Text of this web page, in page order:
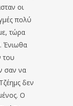
οι
πολύ
τώρα
Ένιωθα
του
σαν να
δεν
Ο